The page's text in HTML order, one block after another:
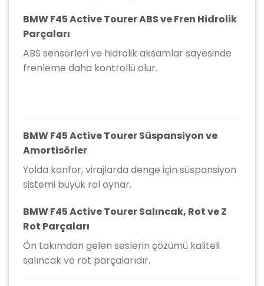
BMW F45 Active Tourer ABS ve Fren Hidrolik
Parçaları
ABS sensörleri ve hidrolik aksamlar sayesinde
frenleme daha kontrollü olur.
BMW F45 Active Tourer Süspansiyon ve
Amortisörler
Yolda konfor, virajlarda denge için süspansiyon
sistemi büyük rol oynar.
BMW F45 Active Tourer Salıncak, Rot ve Z
Rot Parçaları
Ön takımdan gelen seslerin çözümü kaliteli
salıncak ve rot parçalarıdır.